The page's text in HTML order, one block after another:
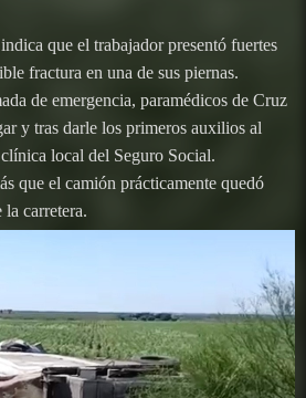
que el trabajador presentó fuertes
fractura en una de sus piernas.
de emergencia, paramédicos de Cruz
y tras darle los primeros auxilios al
local del Seguro Social.
que el camión prácticamente quedó
carretera.